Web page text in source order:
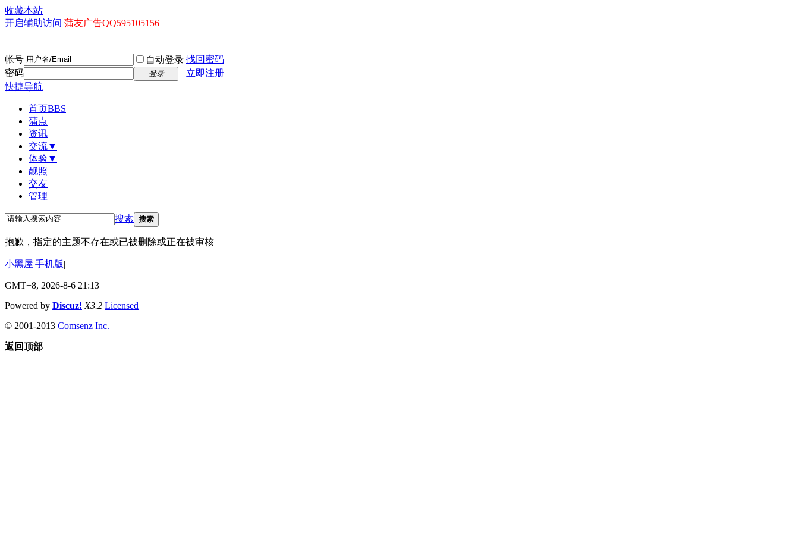
收藏本站
开启辅助访问 蒲友广告QQ595105156
帐号 自动登录 找回密码
密码
登录
立即注册
快捷导航
首页BBS
蒲点
资讯
交流▼
体验▼
靓照
交友
管理
搜索 搜索
抱歉，指定的主题不存在或已被删除或正在被审核
小黑屋|手机版|
GMT+8, 2026-8-6 21:13
Powered by Discuz! X3.2 Licensed
© 2001-2013 Comsenz Inc.
返回顶部